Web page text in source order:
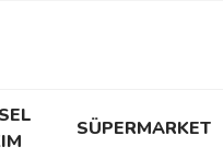
SÜPERMARKET